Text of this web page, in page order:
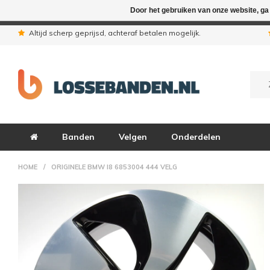
Altijd scherp geprijsd, achteraf betalen mogelijk.
Banden Velgen Onderdelen
HOME / ORIGINELE BMW I8 6853004 444 VELG
Door het gebruiken van onze website,
In verband met de zomervakantie